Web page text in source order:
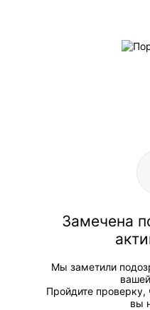
Замечена
Мы заметили
Пройдите
вы